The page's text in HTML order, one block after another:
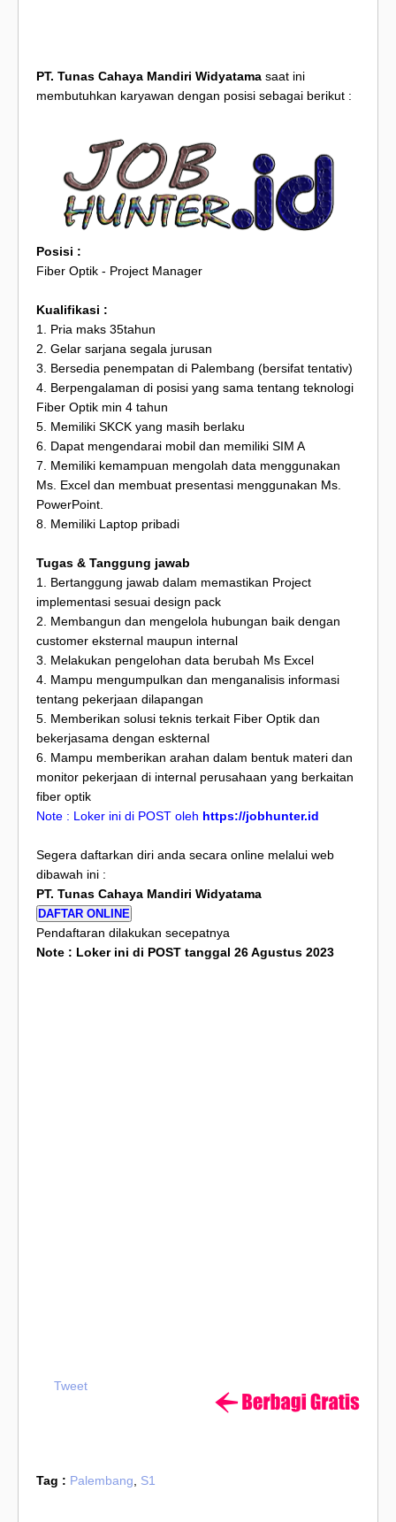
PT. Tunas Cahaya Mandiri Widyatama saat ini
membutuhkan karyawan dengan posisi sebagai berikut :
Posisi :
Fiber Optik - Project Manager
Kualifikasi :
1. Pria maks 35tahun
2. Gelar sarjana segala jurusan
3. Bersedia penempatan di Palembang (bersifat tentativ)
4. Berpengalaman di posisi yang sama tentang teknologi
Fiber Optik min 4 tahun
5. Memiliki SKCK yang masih berlaku
6. Dapat mengendarai mobil dan memiliki SIM A
7. Memiliki kemampuan mengolah data menggunakan
Ms. Excel dan membuat presentasi menggunakan Ms.
PowerPoint.
8. Memiliki Laptop pribadi
Tugas & Tanggung jawab
1. Bertanggung jawab dalam memastikan Project
implementasi sesuai design pack
2. Membangun dan mengelola hubungan baik dengan
customer eksternal maupun internal
3. Melakukan pengelohan data berubah Ms Excel
4. Mampu mengumpulkan dan menganalisis informasi
tentang pekerjaan dilapangan
5. Memberikan solusi teknis terkait Fiber Optik dan
bekerjasama dengan eskternal
6. Mampu memberikan arahan dalam bentuk materi dan
monitor pekerjaan di internal perusahaan yang berkaitan
fiber optik
Note : Loker ini di POST oleh https://jobhunter.id
Segera daftarkan diri anda secara online melalui web
dibawah ini :
PT. Tunas Cahaya Mandiri Widyatama
DAFTAR ONLINE
Pendaftaran dilakukan secepatnya
Note : Loker ini di POST tanggal 26 Agustus 2023
Tweet
Tag : Palembang S1